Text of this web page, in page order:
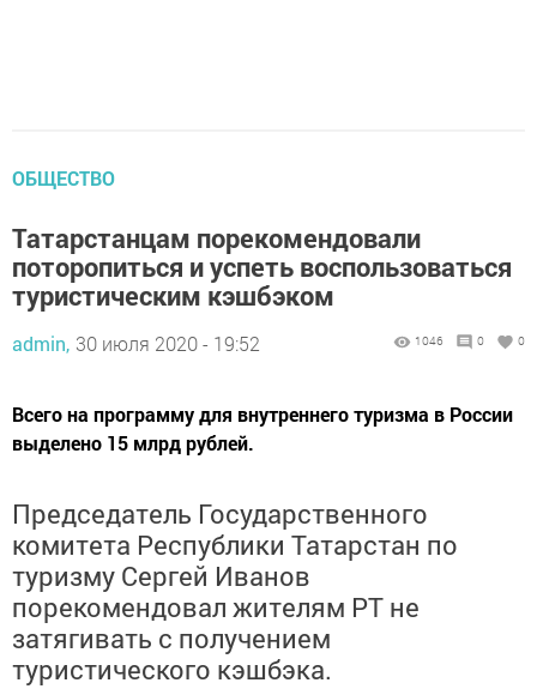
ОБЩЕСТВО
Татарстанцам порекомендовали
поторопиться и успеть воспользоваться
туристическим кэшбэком
admin, 30 июля 2020 - 19:52 1046 0 0
Всего на программу для внутреннего туризма в России
выделено 15 млрд рублей.
Председатель Государственного
комитета Республики Татарстан по
туризму Сергей Иванов
порекомендовал жителям РТ не
затягивать с получением
туристического кэшбэка.